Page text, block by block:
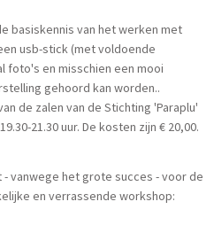
basiskennis van het werken met
usb-stick (met voldoende
foto's en misschien een mooi
gehoord kan worden..
de zalen van de Stichting 'Paraplu'
21.30 uur. De kosten zijn € 20,00.
vanwege het grote succes - voor de
en verrassende workshop: